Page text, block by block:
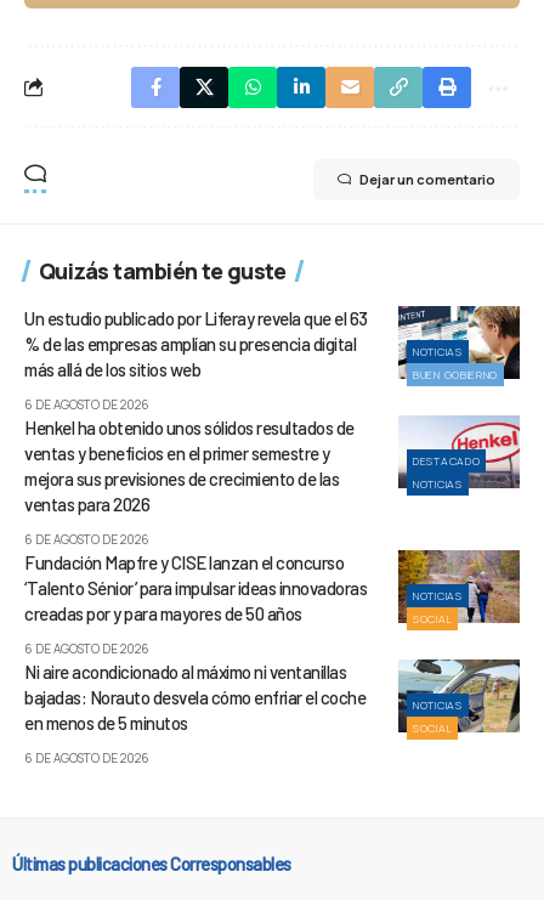
Dejar un comentario
Quizás también te guste
NOTICIAS
BUEN GOBIERNO
Un estudio publicado por Liferay revela que el 63
% de las empresas amplían su presencia digital
más allá de los sitios web
6 DE AGOSTO DE 2026
DESTACADO
NOTICIAS
Henkel ha obtenido unos sólidos resultados de
ventas y beneficios en el primer semestre y
mejora sus previsiones de crecimiento de las
ventas para 2026
6 DE AGOSTO DE 2026
NOTICIAS
SOCIAL
Fundación Mapfre y CISE lanzan el concurso
‘Talento Sénior’ para impulsar ideas innovadoras
creadas por y para mayores de 50 años
6 DE AGOSTO DE 2026
NOTICIAS
SOCIAL
Ni aire acondicionado al máximo ni ventanillas
bajadas: Norauto desvela cómo enfriar el coche
en menos de 5 minutos
6 DE AGOSTO DE 2026
Últimas publicaciones Corresponsables